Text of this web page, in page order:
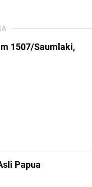
1507/Saumlaki,
Papua